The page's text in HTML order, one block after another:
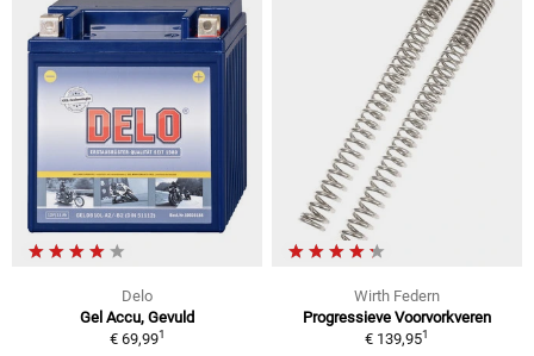
Delo
Gel Accu, Gevuld
€ 69,991
Wirth Federn
Progressieve Voorvorkveren
€ 139,951